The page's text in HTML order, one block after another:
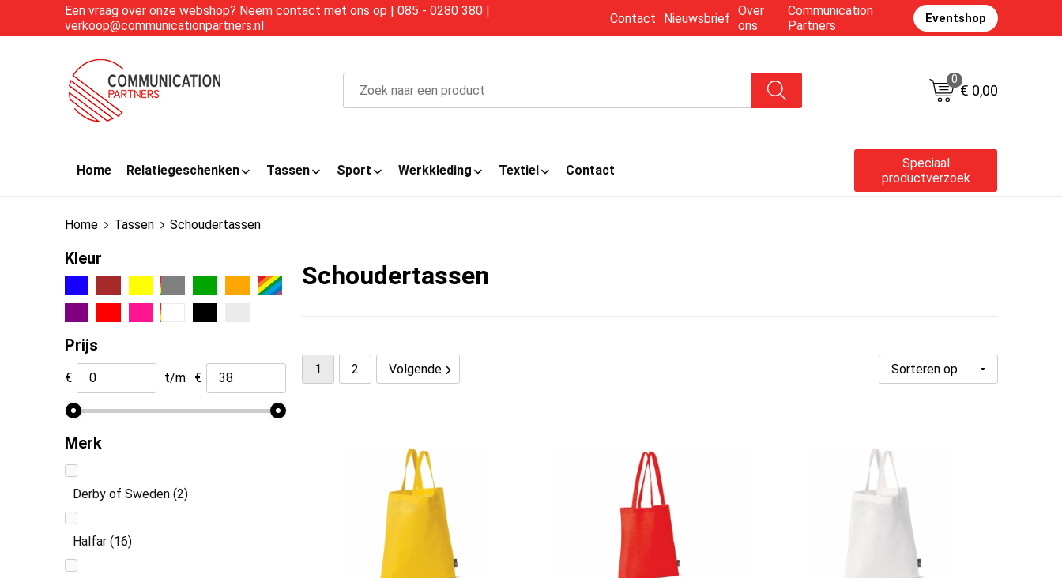
Een vraag over onze webshop? Neem contact met ons op | 085 - 0280 380 |
verkoop@communicationpartners.nl
Contact Nieuwsbrief Over
ons
Communication
Partners
Eventshop
0
€ 0,00
Home Relatiegeschenken Tassen Sport Werkkleding Textiel Contact
Speciaal
productverzoek
Home Tassen Schoudertassen
Kleur
Prijs
€ t/m €
Merk
Derby of Sweden (2)
Halfar (16)
Schoudertassen
1 2 Volgende